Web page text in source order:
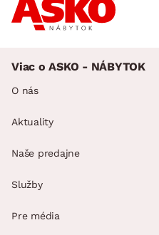
Viac o ASKO - NÁBYTOK
O nás
Aktuality
Naše predajne
Služby
Pre média